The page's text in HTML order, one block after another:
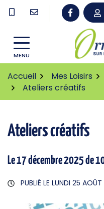
Gestion des traceurs
Aller
MENU
Accueil Mes Loisirs
Ateliers créatifs
Ateliers créatifs
Le17décembre2025de
PUBLIÉ LE LUNDI 25